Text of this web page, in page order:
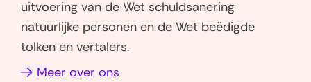
p
p
n
uitvoering van de Wet schuldsanering
natuurlijke personen en de Wet beëdigde
tolken en vertalers.
Meer over ons